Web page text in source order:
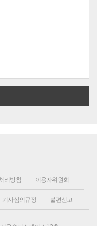
리방침 이용자위원회
기사심의규정 불편신고